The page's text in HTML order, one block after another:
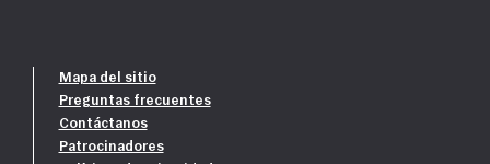
Mapa del sitio
Preguntas frecuentes
Contáctanos
Patrocinadores